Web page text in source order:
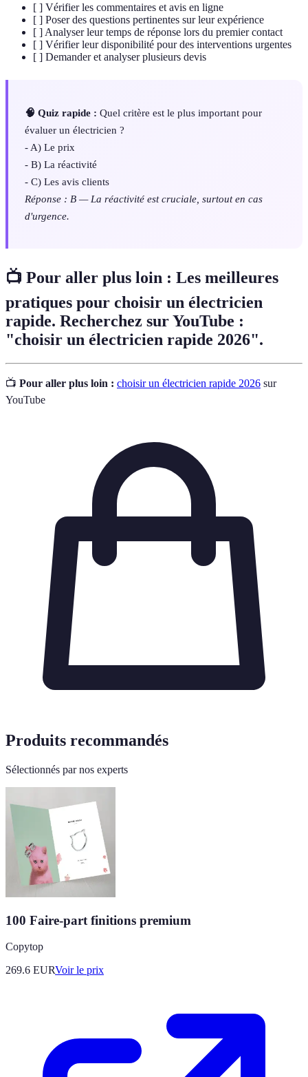
[ ] Vérifier les commentaires et avis en ligne
[ ] Poser des questions pertinentes sur leur expérience
[ ] Analyser leur temps de réponse lors du premier contact
[ ] Vérifier leur disponibilité pour des interventions urgentes
[ ] Demander et analyser plusieurs devis
🧠 Quiz rapide : Quel critère est le plus important pour
évaluer un électricien ?
- A) Le prix
- B) La réactivité
- C) Les avis clients
Réponse : B — La réactivité est cruciale, surtout en cas
d'urgence.
📺 Pour aller plus loin : Les meilleures
pratiques pour choisir un électricien
rapide. Recherchez sur YouTube :
"choisir un électricien rapide 2026".
📺 Pour aller plus loin : choisir un électricien rapide 2026 sur
YouTube
Produits recommandés
Sélectionnés par nos experts
100 Faire-part finitions premium
Copytop
269.6 EURVoir le prix